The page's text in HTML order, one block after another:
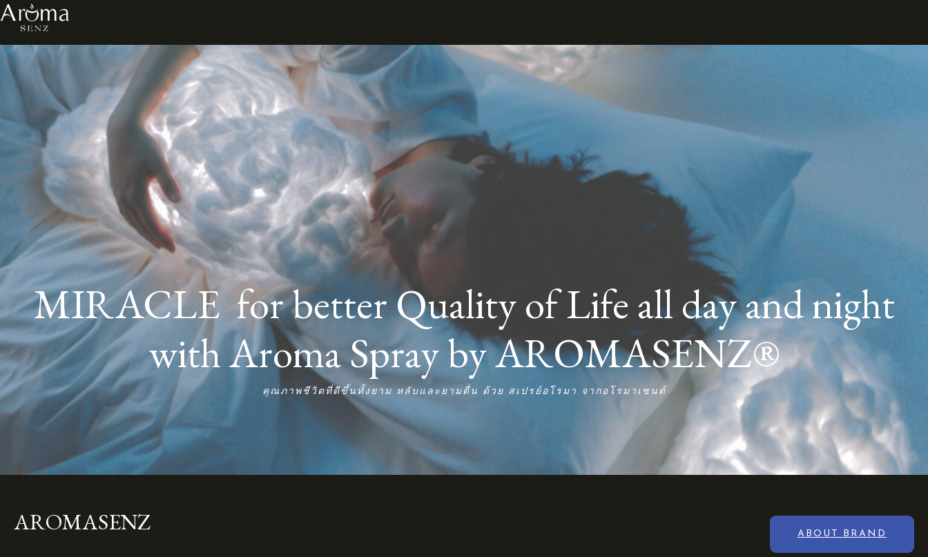
MIRACLE for better Quality of Life all day and night
with Aroma Spray by AROMASENZ®
คุณภาพชีวิตที่ดีขึ้นทั้งยาม หลับและยามตื่น ด้วย สเปรย์อโรมา จากอโรมาเซนต์
AROMASENZ ABOUT BRAND